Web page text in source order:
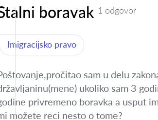
boravak 1 odgovor
Imigracijsko pravo
sam u delu
ukoliko sam 3
privremeno boravka a usput
možete reci nesto o tome?